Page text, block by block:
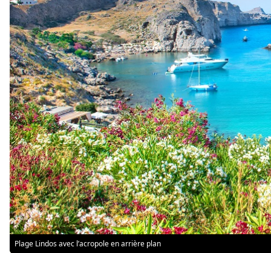
Plage Lindos avec l’acropole en arrière plan